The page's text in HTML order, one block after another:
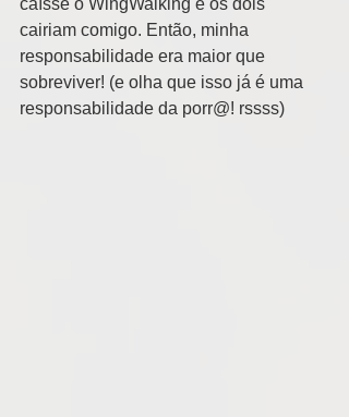
cairiam comigo. Então, minha
responsabilidade era maior que
sobreviver! (e olha que isso já é uma
responsabilidade da porr@! rssss)